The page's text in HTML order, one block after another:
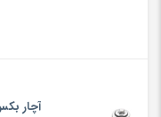
آچار